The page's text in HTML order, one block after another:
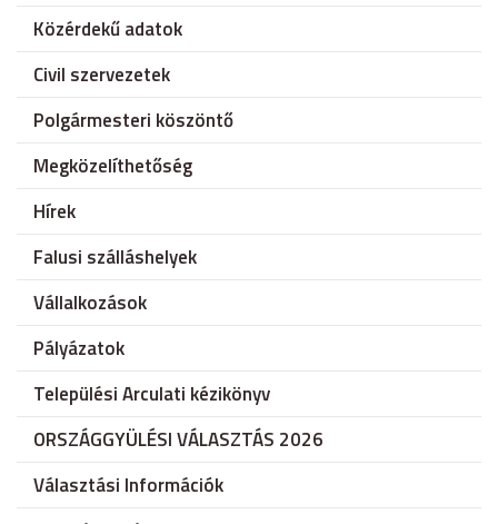
Közérdekű adatok
Civil szervezetek
Polgármesteri köszöntő
Megközelíthetőség
Hírek
Falusi szálláshelyek
Vállalkozások
Pályázatok
Települési Arculati kézikönyv
ORSZÁGGYÜLÉSI VÁLASZTÁS 2026
Választási Információk